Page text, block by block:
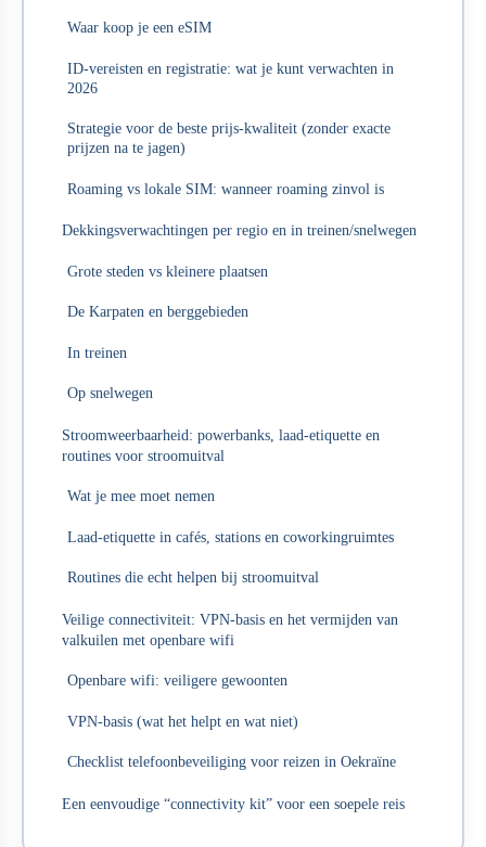
Waar koop je een eSIM
ID-vereisten en registratie: wat je kunt verwachten in
2026
Strategie voor de beste prijs-kwaliteit (zonder exacte
prijzen na te jagen)
Roaming vs lokale SIM: wanneer roaming zinvol is
Dekkingsverwachtingen per regio en in treinen/snelwegen
Grote steden vs kleinere plaatsen
De Karpaten en berggebieden
In treinen
Op snelwegen
Stroomweerbaarheid: powerbanks, laad-etiquette en
routines voor stroomuitval
Wat je mee moet nemen
Laad-etiquette in cafés, stations en coworkingruimtes
Routines die echt helpen bij stroomuitval
Veilige connectiviteit: VPN-basis en het vermijden van
valkuilen met openbare wifi
Openbare wifi: veiligere gewoonten
VPN-basis (wat het helpt en wat niet)
Checklist telefoonbeveiliging voor reizen in Oekraïne
Een eenvoudige “connectivity kit” voor een soepele reis